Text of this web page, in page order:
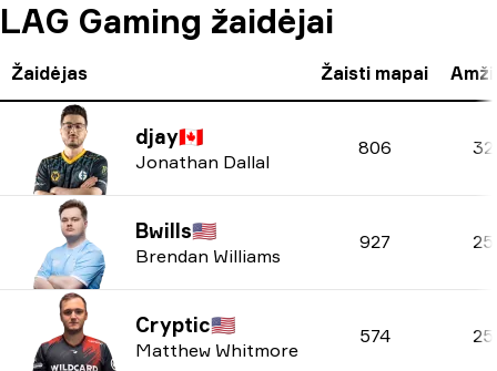
LAG Gaming žaidėjai
Žaidėjas Žaisti mapai
djay🇨🇦
Jonathan Dallal
806 32
Bwills🇺🇸
Brendan Williams
927 25
Cryptic🇺🇸
Matthew Whitmore
574 25